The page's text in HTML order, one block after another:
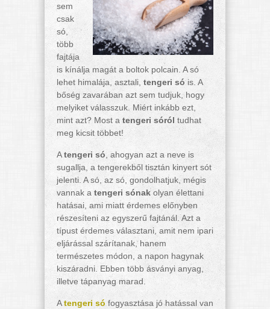
sem
csak
só,
több
fajtája
is kínálja magát a boltok polcain. A só
lehet himalája, asztali, tengeri só is. A
bőség zavarában azt sem tudjuk, hogy
melyiket válasszuk. Miért inkább ezt,
mint azt? Most a tengeri sóról tudhat
meg kicsit többet!
Atengeri só, ahogyan azt a neve is
sugallja, a tengerekből tisztán kinyert sót
jelenti. A só, az só, gondolhatjuk, mégis
vannak a tengeri sónak olyan élettani
hatásai, ami miatt érdemes előnyben
részesíteni az egyszerű fajtánál. Azt a
típust érdemes választani, amit nem ipari
eljárással szárítanak, hanem
természetes módon, a napon hagynak
kiszáradni. Ebben több ásványi anyag,
illetve tápanyag marad.
Atengeri sófogyasztása jó hatással van